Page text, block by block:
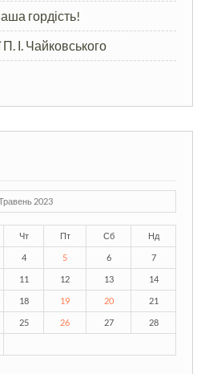
гордість!
І. Чайковського
2023
Чт Пт Сб Нд
4 5 6 7
11 12 13 14
18 19 20 21
25 26 27 28